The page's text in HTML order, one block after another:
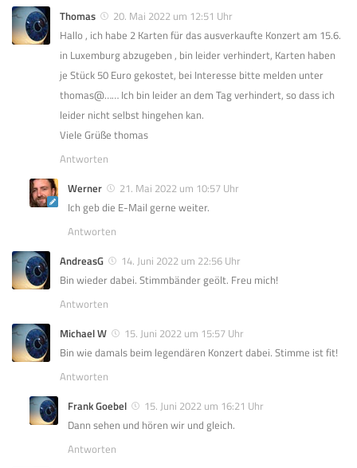
Thomas
20. Mai 2022 um 12:51 Uhr
Hallo , ich habe 2 Karten für das ausverkaufte Konzert am 15.6.
in Luxemburg abzugeben , bin leider verhindert, Karten haben
je Stück 50 Euro gekostet, bei Interesse bitte melden unter
thomas@…… Ich bin leider an dem Tag verhindert, so dass ich
leider nicht selbst hingehen kan.
Viele Grüße thomas
Antworten
Werner
21. Mai 2022 um 10:57 Uhr
Ich geb die E-Mail gerne weiter.
Antworten
AndreasG
14. Juni 2022 um 22:56 Uhr
Bin wieder dabei. Stimmbänder geölt. Freu mich!
Antworten
Michael W
15. Juni 2022 um 15:57 Uhr
Bin wie damals beim legendären Konzert dabei. Stimme ist fit!
Antworten
Frank Goebel
15. Juni 2022 um 16:21 Uhr
Dann sehen und hören wir und gleich.
Antworten